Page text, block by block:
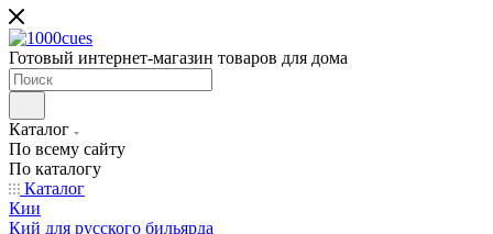
Готовый интернет-магазин товаров для дома
Каталог
По всему сайту
По каталогу
Каталог
Кии
Кий для русского бильярда